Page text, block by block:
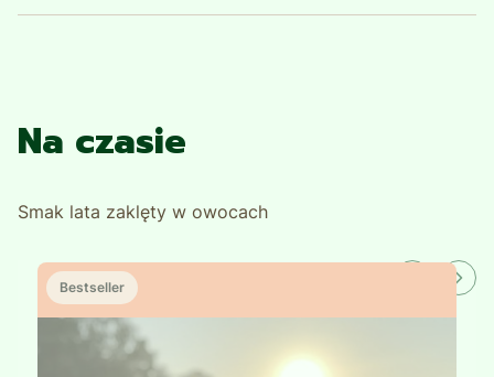
Na czasie
Smak lata zaklęty w owocach
Bestseller